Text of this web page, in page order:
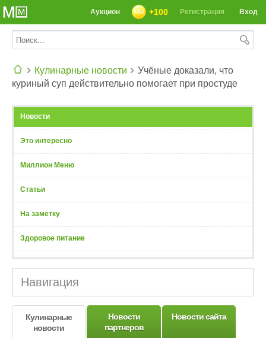
Вход
Регистрация
+100
Аукцион
Кулинарные новости
Учёные доказали, что
куриный суп действительно помогает при простуде
Новости
Это интересно
Миллион Меню
Статьи
На заметку
Здоровое питание
Навигация
Кулинарные
новости
Новости
партнеров
Новости сайта